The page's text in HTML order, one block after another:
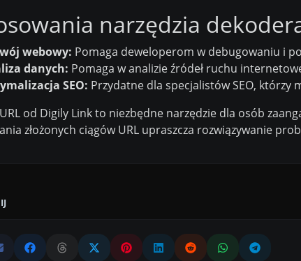
narzędzia
webowy: Pomaga deweloperom w debugowaniu i
danych: Pomaga w analizie źródeł ruchu
SEO: Przydatne dla specjalistów SEO, którzy
od Digily Link to niezbędne narzędzie dla osób
złożonych ciągów URL upraszcza rozwiązywanie